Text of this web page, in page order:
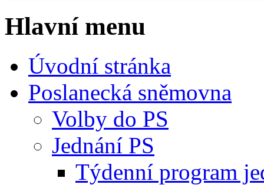
Hlavní menu
Úvodní stránka
Poslanecká sněmovna
Volby do PS
Jednání PS
Týdenní program